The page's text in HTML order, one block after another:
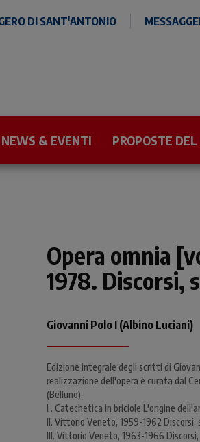
DI SANT'ANTONIO
NEWS & EVENTI PROPOSTE DEL
Opera omnia
1978.
Giovanni Polo I (Albino Luciani)
Edizione integrale degli scritti di
realizzazione dell'opera è curata dal
(Belluno).
I . Catechetica in briciole L'origine
II. Vittorio Veneto, 1959-1962
III. Vittorio Veneto, 1963-1966